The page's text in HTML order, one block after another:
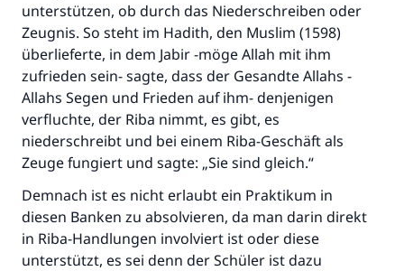
unterstützen, ob durch das Niederschreiben oder
Zeugnis. So steht im Hadith, den Muslim (1598)
überlieferte, in dem Jabir -möge Allah mit ihm
zufrieden sein- sagte, dass der Gesandte Allahs -
Allahs Segen und Frieden auf ihm- denjenigen
verfluchte, der Riba nimmt, es gibt, es
niederschreibt und bei einem Riba-Geschäft als
Zeuge fungiert und sagte: „Sie sind gleich.“
Demnach ist es nicht erlaubt ein Praktikum in
diesen Banken zu absolvieren, da man darin direkt
in Riba-Handlungen involviert ist oder diese
unterstützt, es sei denn der Schüler ist dazu
Unterstütze die Arbeit von Islam Q&A
Der Prophet -Allahs Segen und Frieden auf
ihm- sagte:
"Wer zum Guten aufruft, hat den Lohn
desjenigen, der sie durchführt."
(MUSLIM 1893)
Beitrag dazu